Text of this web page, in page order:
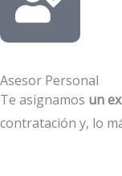
Asesor Personal
Te asignamos un
contratación y, lo